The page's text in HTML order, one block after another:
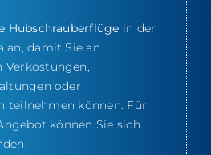
Hubschrauberflüge in der
an, damit Sie an
Verkostungen,
oder
teilnehmen können. Für
können Sie sich